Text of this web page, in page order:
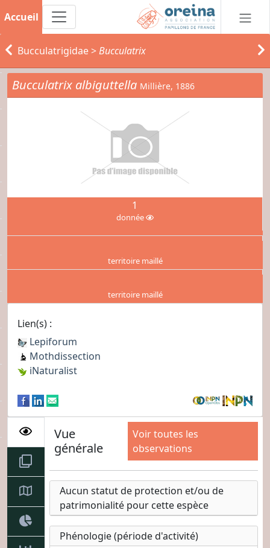
Accueil
Bucculatrigidae>Bucculatrix
Bucculatrix albiguttella Millière, 1886
1
donnée
territoire maillé
territoire maillé
Lien(s) :
Lepiforum
Mothdissection
iNaturalist
Vue
générale
Voir toutes les
observations
Aucun statut de protection et/ou de
patrimonialité pour cette espèce
Phénologie (période d'activité)